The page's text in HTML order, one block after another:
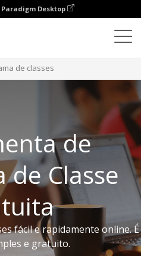
Desktop
de classes
de
de Classe
fácil e rapidamente online. É
e gratuito.